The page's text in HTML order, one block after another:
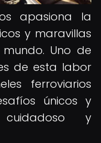
apasiona la
y maravillas
Uno de
de esta labor
ferroviarios
únicos y
y